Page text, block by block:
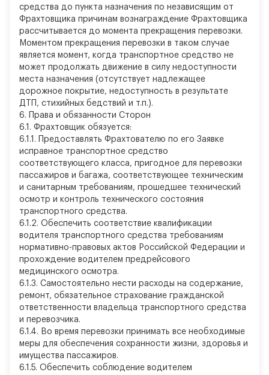
средства до пункта назначения по независящим от
Фрахтовщика причинам вознаграждение Фрахтовщика
рассчитывается до момента прекращения перевозки.
Моментом прекращения перевозки в таком случае
является момент, когда транспортное средство не
может продолжать движение в силу недоступности
места назначения (отсутствует надлежащее
дорожное покрытие, недоступность в результате
ДТП, стихийных бедствий и т.п.).
6. Права и обязанности Сторон
6.1. Фрахтовщик обязуется:
6.1.1. Предоставлять Фрахтователю по его Заявке
исправное транспортное средство
соответствующего класса, пригодное для перевозки
пассажиров и багажа, соответствующее техническим
и санитарным требованиям, прошедшее технический
осмотр и контроль технического состояния
транспортного средства.
6.1.2. Обеспечить соответствие квалификации
водителя транспортного средства требованиям
нормативно-правовых актов Российской Федерации и
прохождение водителем предрейсового
медицинского осмотра.
6.1.3. Самостоятельно нести расходы на содержание,
ремонт, обязательное страхование гражданской
ответственности владельца транспортного средства
и перевозчика.
6.1.4. Во время перевозки принимать все необходимые
меры для обеспечения сохранности жизни, здоровья и
имущества пассажиров.
6.1.5. Обеспечить соблюдение водителем